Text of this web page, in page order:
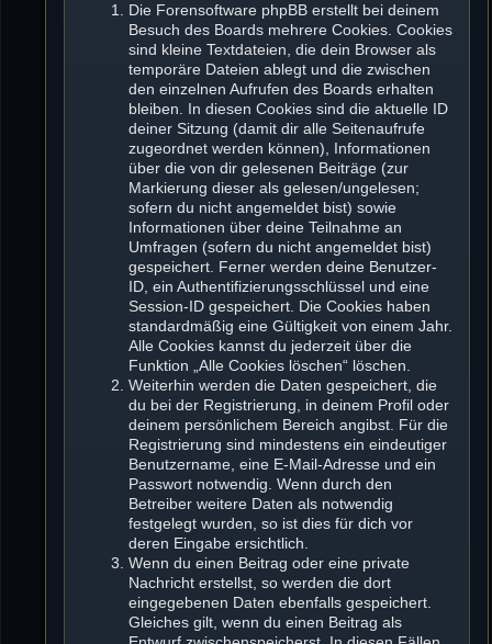
Die Forensoftware phpBB erstellt bei deinem
Besuch des Boards mehrere Cookies. Cookies
sind kleine Textdateien, die dein Browser als
temporäre Dateien ablegt und die zwischen
den einzelnen Aufrufen des Boards erhalten
bleiben. In diesen Cookies sind die aktuelle ID
deiner Sitzung (damit dir alle Seitenaufrufe
zugeordnet werden können), Informationen
über die von dir gelesenen Beiträge (zur
Markierung dieser als gelesen/ungelesen;
sofern du nicht angemeldet bist) sowie
Informationen über deine Teilnahme an
Umfragen (sofern du nicht angemeldet bist)
gespeichert. Ferner werden deine Benutzer-
ID, ein Authentifizierungsschlüssel und eine
Session-ID gespeichert. Die Cookies haben
standardmäßig eine Gültigkeit von einem Jahr.
Alle Cookies kannst du jederzeit über die
Funktion „Alle Cookies löschen“ löschen.
Weiterhin werden die Daten gespeichert, die
du bei der Registrierung, in deinem Profil oder
deinem persönlichem Bereich angibst. Für die
Registrierung sind mindestens ein eindeutiger
Benutzername, eine E-Mail-Adresse und ein
Passwort notwendig. Wenn durch den
Betreiber weitere Daten als notwendig
festgelegt wurden, so ist dies für dich vor
deren Eingabe ersichtlich.
Wenn du einen Beitrag oder eine private
Nachricht erstellst, so werden die dort
eingegebenen Daten ebenfalls gespeichert.
Gleiches gilt, wenn du einen Beitrag als